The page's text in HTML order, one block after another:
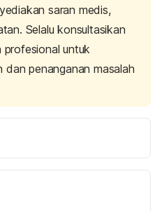
saran medis,
Selalu konsultasikan
untuk
penanganan masalah